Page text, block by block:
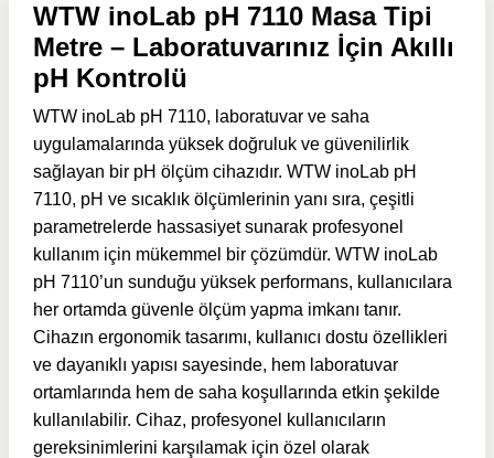
WTW inoLab pH 7110 Masa Tipi
Metre – Laboratuvarınız İçin Akıllı
pH Kontrolü
WTW inoLab pH 7110, laboratuvar ve saha
uygulamalarında yüksek doğruluk ve güvenilirlik
sağlayan bir pH ölçüm cihazıdır. WTW inoLab pH
7110, pH ve sıcaklık ölçümlerinin yanı sıra, çeşitli
parametrelerde hassasiyet sunarak profesyonel
kullanım için mükemmel bir çözümdür. WTW inoLab
pH 7110’un sunduğu yüksek performans, kullanıcılara
her ortamda güvenle ölçüm yapma imkanı tanır.
Cihazın ergonomik tasarımı, kullanıcı dostu özellikleri
ve dayanıklı yapısı sayesinde, hem laboratuvar
ortamlarında hem de saha koşullarında etkin şekilde
kullanılabilir. Cihaz, profesyonel kullanıcıların
gereksinimlerini karşılamak için özel olarak